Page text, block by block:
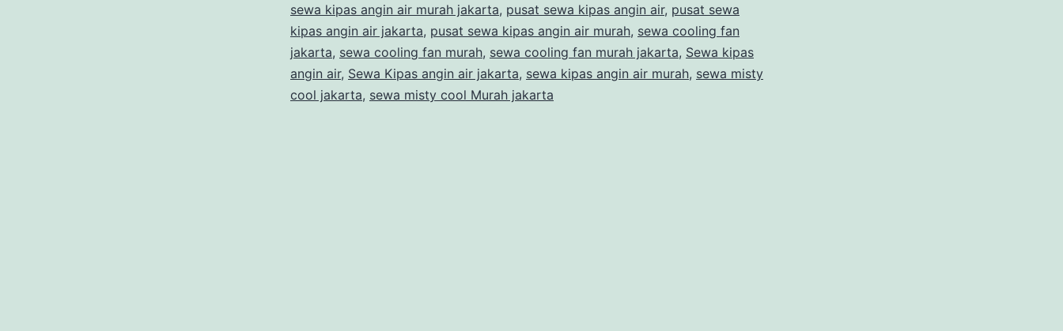
Murah
Jakarta
sewa kipas angin air murah jakarta, pusat sewa kipas angin air, pusat sewa
kipas angin air jakarta, pusat sewa kipas angin air murah, sewa cooling fan
jakarta, sewa cooling fan murah, sewa cooling fan murah jakarta, Sewa kipas
angin air, Sewa Kipas angin air jakarta, sewa kipas angin air murah, sewa misty
cool jakarta, sewa misty cool Murah jakarta